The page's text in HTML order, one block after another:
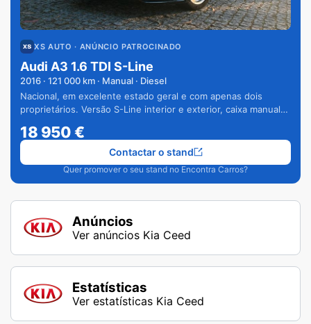
XS AUTO · ANÚNCIO PATROCINADO
Audi A3 1.6 TDI S-Line
2016 · 121 000 km · Manual · Diesel
Nacional, em excelente estado geral e com apenas dois
proprietários. Versão S-Line interior e exterior, caixa manual
18 950€
Quer promover o seu stand no Encontra Carros?
Contactar o stand
Anúncios
Ver anúncios Kia Ceed
Estatísticas
Ver estatísticas Kia Ceed